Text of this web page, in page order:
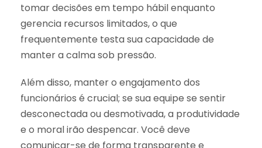
tomar decisões em tempo hábil enquanto
gerencia recursos limitados, o que
frequentemente testa sua capacidade de
manter a calma sob pressão.
Além disso, manter o engajamento dos
funcionários é crucial; se sua equipe se sentir
desconectada ou desmotivada, a produtividade
e o moral irão despencar. Você deve